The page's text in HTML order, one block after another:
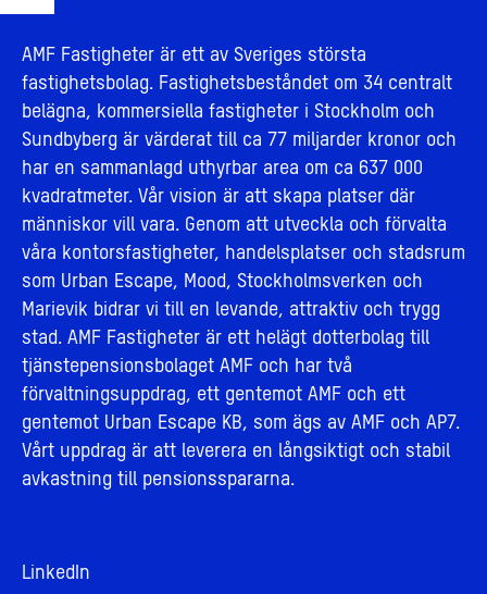
AMF Fastigheter är ett av Sveriges största
fastighetsbolag. Fastighetsbeståndet om 34 centralt
belägna, kommersiella fastigheter i Stockholm och
Sundbyberg är värderat till ca 77 miljarder kronor och
har en sammanlagd uthyrbar area om ca 637 000
kvadratmeter. Vår vision är att skapa platser där
människor vill vara. Genom att utveckla och förvalta
våra kontorsfastigheter, handelsplatser och stadsrum
som Urban Escape, Mood, Stockholmsverken och
Marievik bidrar vi till en levande, attraktiv och trygg
stad. AMF Fastigheter är ett helägt dotterbolag till
tjänstepensionsbolaget AMF och har två
förvaltningsuppdrag, ett gentemot AMF och ett
gentemot Urban Escape KB, som ägs av AMF och AP7.
Vårt uppdrag är att leverera en långsiktigt och stabil
avkastning till pensionsspararna.
LinkedIn